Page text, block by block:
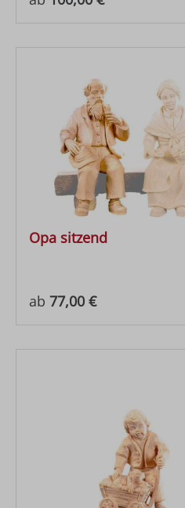
Opa sitzend
Regulärer Preis:
ab 77,00 €